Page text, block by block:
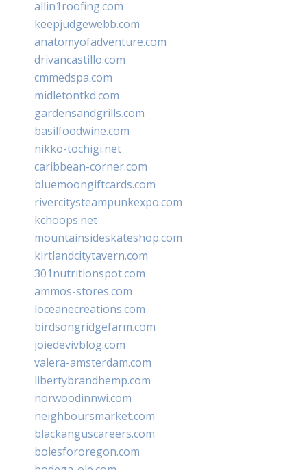
allin1roofing.com
keepjudgewebb.com
anatomyofadventure.com
drivancastillo.com
cmmedspa.com
midletontkd.com
gardensandgrills.com
basilfoodwine.com
nikko-tochigi.net
caribbean-corner.com
bluemoongiftcards.com
rivercitysteampunkexpo.com
kchoops.net
mountainsideskateshop.com
kirtlandcitytavern.com
301nutritionspot.com
ammos-stores.com
loceanecreations.com
birdsongridgefarm.com
joiedevivblog.com
valera-amsterdam.com
libertybrandhemp.com
norwoodinnwi.com
neighboursmarket.com
blackanguscareers.com
bolesfororegon.com